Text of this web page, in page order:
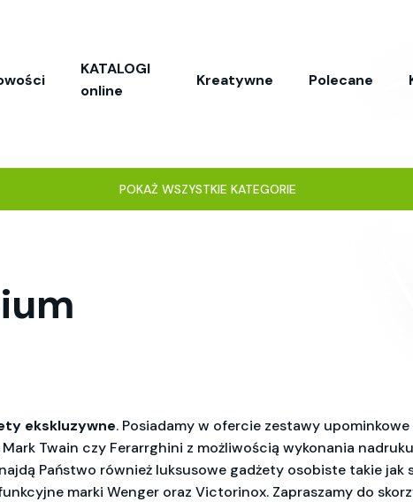
KATALOGI
online
Kreatywne Polecane
POKAŻ WSZYSTKIE KATEGORIE
ekskluzywne. Posiadamy w ofercie zestawy
Mark Twain czy Ferarrghini z możliwością wykonania
Państwo również luksusowe gadżety osobiste takie jak
marki Wenger oraz Victorinox. Zapraszamy do